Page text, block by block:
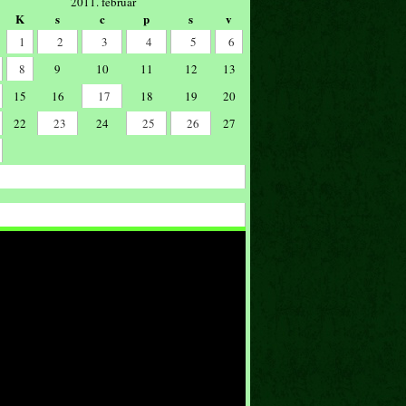
K s c p s v
1 2 3 4 5
6
8 9 10 11 12
13
15 16 17 18 19
20
22 23 24 25 26
27